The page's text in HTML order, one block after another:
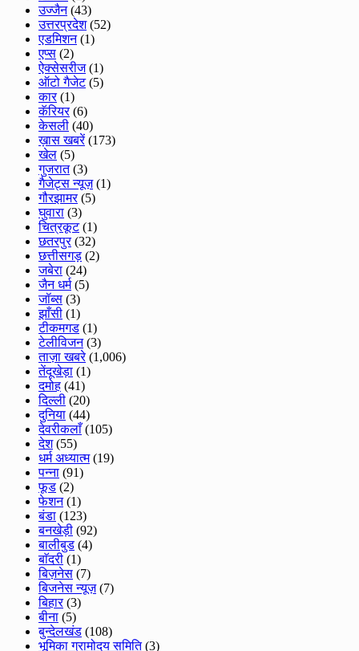
उज्जैन(43)
उत्तरप्रदेश(52)
एडमिशन(1)
एप्स (2)
ऐक्सेसरीज(1)
ऑटो गैजेट(5)
कार(1)
कॅरियर(6)
केसली (40)
ख़ास खबरें(173)
खेल (5)
गुजरात(3)
गैजेट्स न्यूज़(1)
गौरझामर(5)
घुवारा (3)
चित्रकूट(1)
छतरपुर(32)
छत्तीसगड़ (2)
जबेरा (24)
जैन धर्म(5)
जॉब्स (3)
झाँसी (1)
टीकमगड (1)
टेलीविजन(3)
ताज़ा खबरे(1,006)
तेंदूखेड़ा (1)
दमोह (41)
दिल्ली (20)
दुनिया (44)
देवरीकलाँ(105)
देश(55)
धर्म अध्यात्म(19)
पन्ना (91)
फूड (2)
फेशन(1)
बंडा (123)
बनखेड़ी (92)
बालीबुड (4)
बाॅदरी (1)
बिज़नेस (7)
बिजनेस न्यूज़(7)
बिहार(3)
बीना (5)
बुन्देलखंड (108)
भूमिका ग्रामोदय समिति(3)